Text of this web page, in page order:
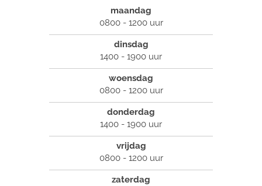
maandag
0800 - 1200 uur
dinsdag
1400 - 1900 uur
woensdag
0800 - 1200 uur
donderdag
1400 - 1900 uur
vrijdag
0800 - 1200 uur
zaterdag